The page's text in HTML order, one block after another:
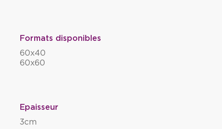
Formats disponibles
60x40
60x60
Epaisseur
3cm